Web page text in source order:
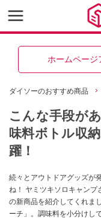
ホームページ
ダイソーのおすすめ商品
こんな手段が
味料ボトル収
躍！
続々とアウトドアグッズが
ね！ ヤミツキソロキャン
の新商品を紹介してくれま
ーチ」。調味料を小分けし